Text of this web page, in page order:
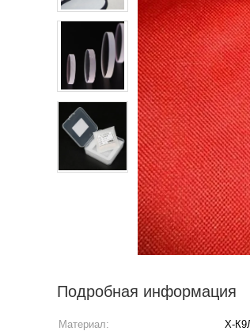
Подробная информация
Материал: Х-